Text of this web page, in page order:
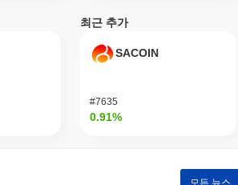
보유하고 있는 암호화폐의 양과 담보로 "스테
들이 정직하게 행동하도록 유도하며, 스테이킹
행동에 대해 삭감되거나 처벌받을 수 있습니
지털 서명을 위한 Ed25519와 같은 고급 암호
안전한 인증과 데이터 무결성을 보장합니다.
거래를 보호하고 무단 접근으로부터 안전하게
커니즘을 통합하여 보안과 회복력을 더욱 강화
최근 추가
SACOIN
#7635
0.91%
모든 뉴스